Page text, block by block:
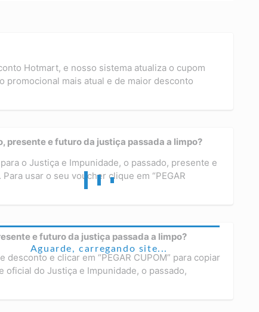
Aguarde, carregando site...
Hotmart, e nosso sistema atualiza o cupom
promocional mais atual e de maior desconto
presente e futuro da justiça passada a limpo?
o Justiça e Impunidade, o passado, presente e
usar o seu voucher clique em “PEGAR
e futuro da justiça passada a limpo?
e clicar em “PEGAR CUPOM” para copiar
do Justiça e Impunidade, o passado,